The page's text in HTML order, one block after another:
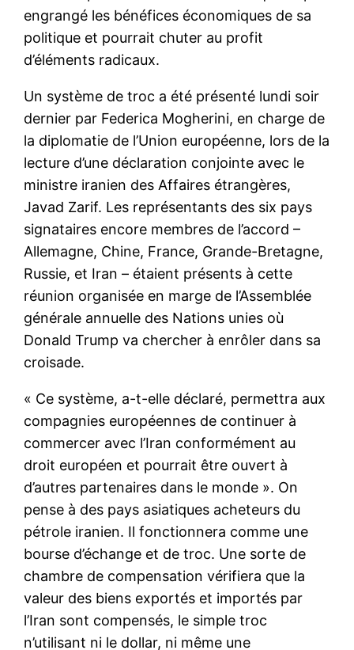
engrangé les bénéfices économiques de sa
politique et pourrait chuter au profit
d’éléments radicaux.
Un système de troc a été présenté lundi soir
dernier par Federica Mogherini, en charge de
la diplomatie de l’Union européenne, lors de la
lecture d’une déclaration conjointe avec le
ministre iranien des Affaires étrangères,
Javad Zarif. Les représentants des six pays
signataires encore membres de l’accord –
Allemagne, Chine, France, Grande-Bretagne,
Russie, et Iran – étaient présents à cette
réunion organisée en marge de l’Assemblée
générale annuelle des Nations unies où
Donald Trump va chercher à enrôler dans sa
croisade.
« Ce système, a-t-elle déclaré, permettra aux
compagnies européennes de continuer à
commercer avec l’Iran conformément au
droit européen et pourrait être ouvert à
d’autres partenaires dans le monde ». On
pense à des pays asiatiques acheteurs du
pétrole iranien. Il fonctionnera comme une
bourse d’échange et de troc. Une sorte de
chambre de compensation vérifiera que la
valeur des biens exportés et importés par
l’Iran sont compensés, le simple troc
n’utilisant ni le dollar, ni même une